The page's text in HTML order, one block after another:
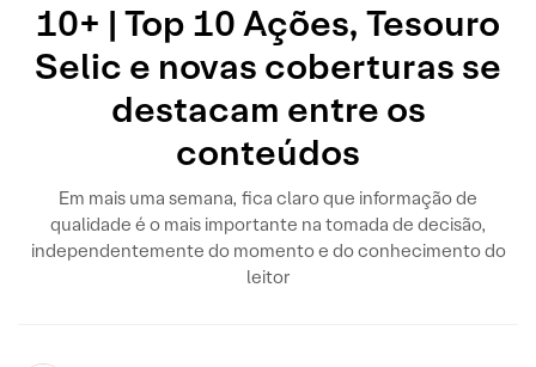
10+ | Top 10 Ações, Tesouro
Selic e novas coberturas se
destacam entre os
conteúdos
Em mais uma semana, fica claro que informação de
qualidade é o mais importante na tomada de decisão,
independentemente do momento e do conhecimento do
leitor